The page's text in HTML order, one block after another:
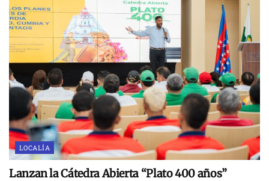
LOCALÍA
Lanzan la Cátedra Abierta “Plato 400 años”